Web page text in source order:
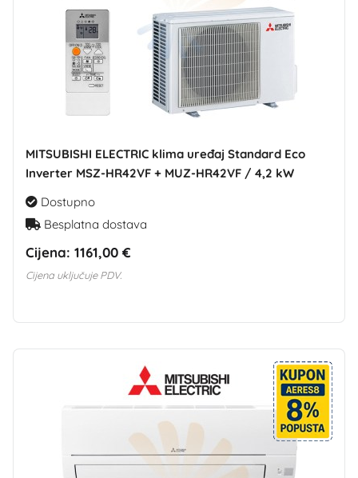
MITSUBISHI ELECTRIC klima uređaj Standard Eco
Inverter MSZ-HR42VF + MUZ-HR42VF / 4,2 kW
Dostupno
Besplatna dostava
Cijena: 1161,00 €
Cijena uključuje PDV.